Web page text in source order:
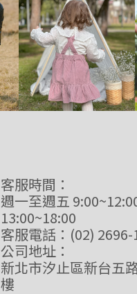
客服時間：
週一至週五
13:00~18:00
客服電話：(02) 2696-
公司地址：
新北市汐止區新台五
樓